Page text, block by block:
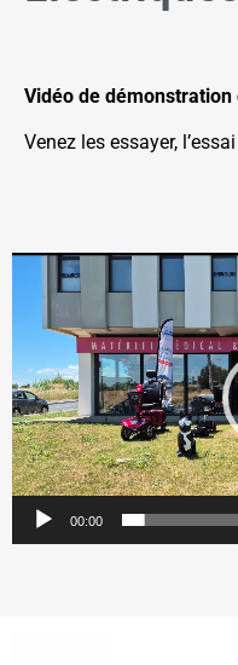
Vidéo de
Venez les essayer,
Lecteur
vidéo
00:00